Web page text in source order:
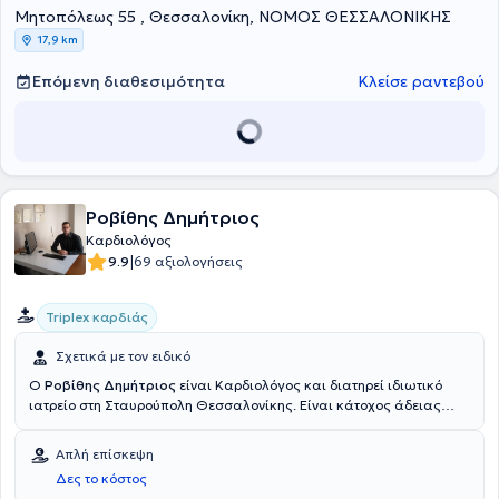
διακαθετηριακών αορτικών βαλβίδων (TAVI).
Μητοπόλεως 55 , Θεσσαλονίκη, ΝΟΜΟΣ ΘΕΣΣΑΛΟΝΙΚΗΣ
17,9 km
Επόμενη διαθεσιμότητα Κλείσε ραντεβού
Ροβίθης Δημήτριος
Καρδιολόγος
9.9|69 αξιολογήσεις
Triplex καρδιάς
Σχετικά με τον ειδικό
O Ροβίθης Δημήτριος είναι Καρδιολόγος και διατηρεί ιδιωτικό
ιατρείο στη Σταυρούπολη Θεσσαλονίκης. Είναι κάτοχος άδειας
Υγείας (διαθωρακικό triplex καρδιάς και νεότερες τεχνικές:
διοισοφάγειο υπερηχογράφημα καρδιάς, stress echo, strain) και
κάτοχος ευρωπαϊκής πιστοποίησης για διαθωρακική
Απλή επίσκεψη
Δες το κόστος